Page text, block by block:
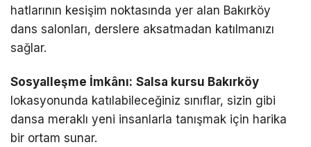
hatlarının kesişim noktasında yer alan Bakırköy
dans salonları, derslere aksatmadan katılmanızı
sağlar.
Sosyalleşme İmkânı: Salsa kursu Bakırköy
lokasyonunda katılabileceğiniz sınıflar, sizin gibi
dansa meraklı yeni insanlarla tanışmak için harika
bir ortam sunar.